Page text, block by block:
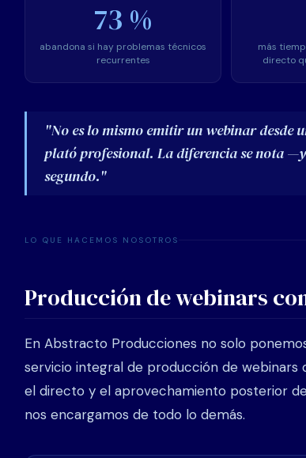
73 %
abandona si hay problemas técnicos
recurrentes
más
directo
"No es lo mismo emitir un webinar desde
plató profesional. La diferencia se nota
segundo."
LO QUE HACEMOS NOSOTROS
Producción de webinars
En Abstracto Producciones no solo
servicio integral de producción de webinars
el directo y el aprovechamiento posterior
nos encargamos de todo lo demás.